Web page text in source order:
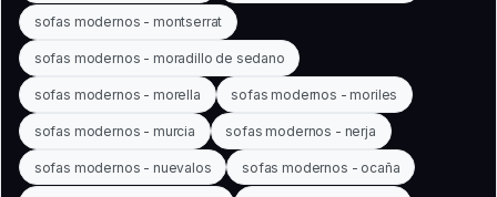
sofas modernos - montserrat
sofas modernos - moradillo de sedano
sofas modernos - morella sofas modernos - moriles
sofas modernos - murcia sofas modernos - nerja
sofas modernos - nuevalos sofas modernos - ocaña